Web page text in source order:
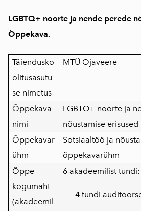
LGBTQ+ noorte ja nende perede
Õppekava.
Täiendusko
olitusasutu
se nimetus
MTÜ Ojaveere
Õppekava
nimi
LGBTQ+ noorte ja
nõustamise erisused
Õppekavar
ühm
Sotsiaaltöö ja
õppekavarühm
Õppe
kogumaht
(akadeemil
6 akadeemilist tundi:
4 tundi